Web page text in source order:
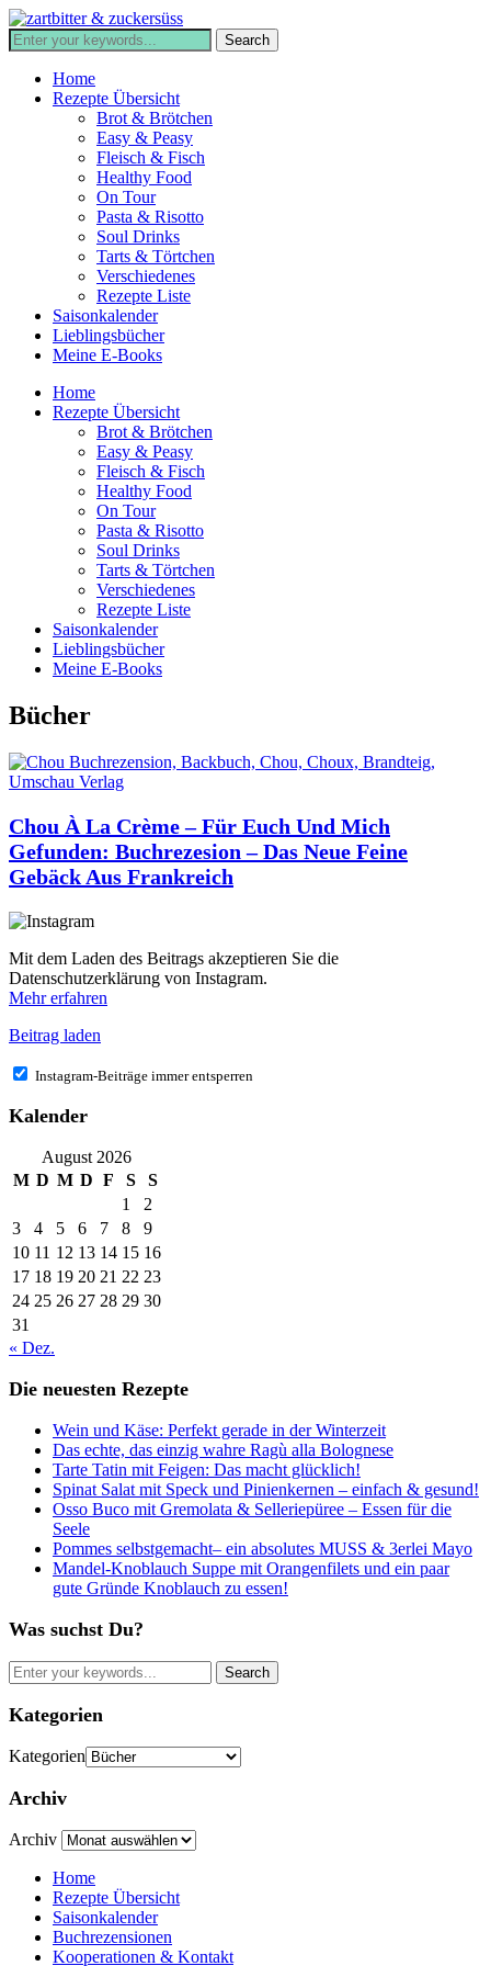
Home
Rezepte Übersicht
Brot & Brötchen
Easy & Peasy
Fleisch & Fisch
Healthy Food
On Tour
Pasta & Risotto
Soul Drinks
Tarts & Törtchen
Verschiedenes
Rezepte Liste
Saisonkalender
Lieblingsbücher
Meine E-Books
Home
Rezepte Übersicht
Brot & Brötchen
Easy & Peasy
Fleisch & Fisch
Healthy Food
On Tour
Pasta & Risotto
Soul Drinks
Tarts & Törtchen
Verschiedenes
Rezepte Liste
Saisonkalender
Lieblingsbücher
Meine E-Books
Bücher
Chou À La Crème – Für Euch Und Mich
Gefunden: Buchrezesion – Das Neue Feine
Gebäck Aus Frankreich
Mit dem Laden des Beitrags akzeptieren Sie die
Datenschutzerklärung von Instagram.
Mehr erfahren
Beitrag laden
Instagram-Beiträge immer entsperren
Kalender
August 2026
M D M D F S
S
1
2
3
4 5 6 7 8
9
10 11 12 13 14 15 16
17 18 19 20 21 22 23
24 25 26 27 28 29 30
31
« Dez.
Die neuesten Rezepte
Wein und Käse: Perfekt gerade in der Winterzeit
Das echte, das einzig wahre Ragù alla Bolognese
Tarte Tatin mit Feigen: Das macht glücklich!
Spinat Salat mit Speck und Pinienkernen – einfach & gesund!
Osso Buco mit Gremolata & Selleriepüree – Essen für die
Seele
Pommes selbstgemacht– ein absolutes MUSS & 3erlei Mayo
Mandel-Knoblauch Suppe mit Orangenfilets und ein paar
gute Gründe Knoblauch zu essen!
Was suchst Du?
Kategorien
Kategorien
Archiv
Archiv
Home
Rezepte Übersicht
Saisonkalender
Buchrezensionen
Kooperationen & Kontakt